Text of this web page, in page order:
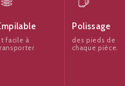
facile à
Polissage
des pieds de
chaque pièce.